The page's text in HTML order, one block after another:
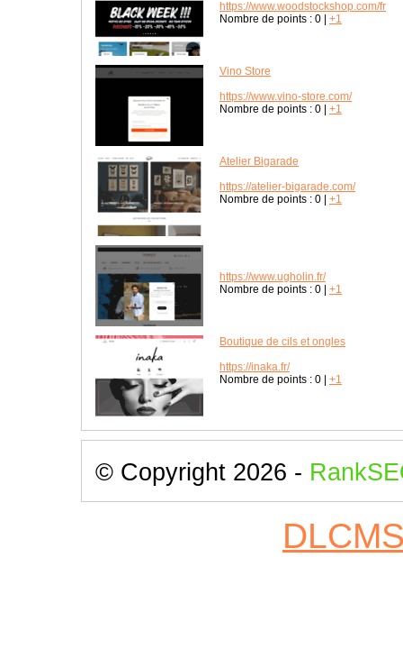
https://www.woodstockshop.com/fr
Nombre de points : 0 +1
Vino Store
https://www.vino-store.com/
Nombre de points : 0 +1
Atelier Bigarade
https://atelier-bigarade.com/
Nombre de points : 0 +1
https://www.ugholin.fr/
Nombre de points : 0 +1
Boutique de cils et ongles
https://inaka.fr/
Nombre de points : 0 +1
© Copyright 2026 -